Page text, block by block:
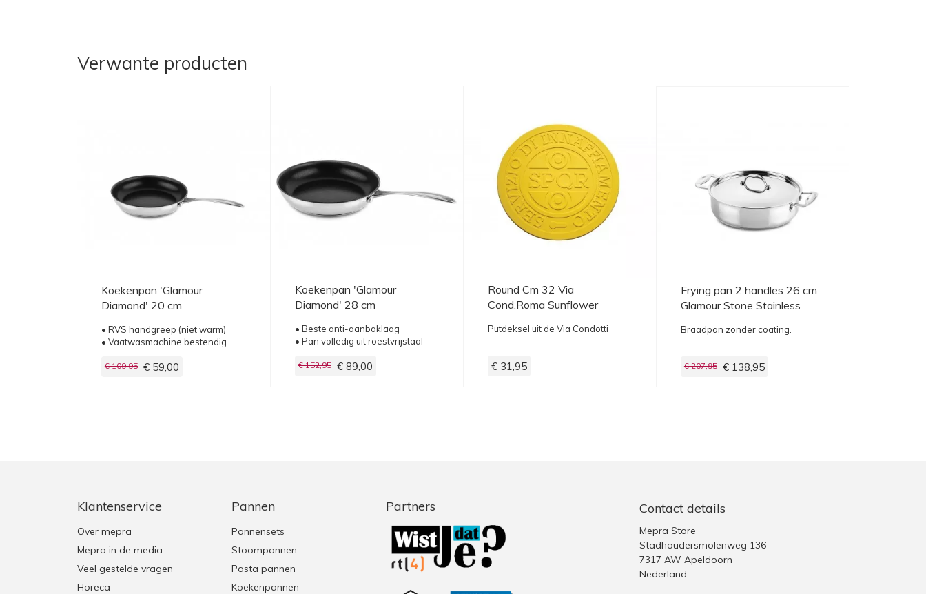
Verwante producten
Koekenpan 'Glamour
Diamond' 20 cm
• RVS handgreep (niet warm)
• Vaatwasmachine bestendig
€ 109,95 € 59,00
Koekenpan 'Glamour
Diamond' 28 cm
• Beste anti-aanbaklaag
• Pan volledig uit roestvrijstaal
€ 152,95 € 89,00
Round Cm 32 Via
Cond.Roma Sunflower
Putdeksel uit de Via Condotti
€ 31,95
Frying pan 2 handles 26 cm
Glamour Stone Stainless
Braadpan zonder coating.
€ 207,95 € 138,95
Contact details
Mepra Store
Stadhoudersmolenweg 136
7317 AW Apeldoorn
Nederland
Klantenservice
Over mepra
Mepra in de media
Veel gestelde vragen
Horeca
Pannen
Pannensets
Stoompannen
Pasta pannen
Koekenpannen
Partners